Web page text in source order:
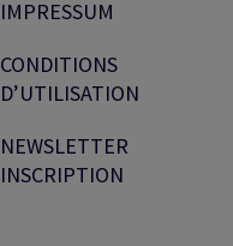
IMPRESSUM
CONDITIONS
D’UTILISATION
NEWSLETTER
INSCRIPTION